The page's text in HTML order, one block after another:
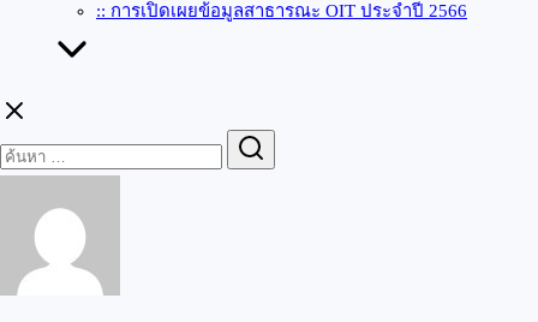
:: การเปิดเผยข้อมูลสาธารณะ OIT ประจำปี 2566
for: